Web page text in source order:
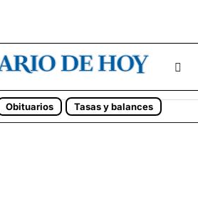
Obituarios Tasas y balances